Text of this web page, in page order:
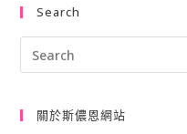
Search
關於斯儂恩網站